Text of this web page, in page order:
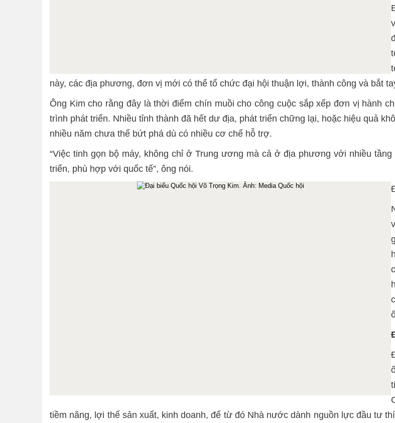
này, các địa phương, đơn vị mới có thể tổ chức đại hội thuận lợi, thành công và bắt
Ông Kim cho rằng đây là thời điểm chín muồi cho công cuộc sắp xếp đơn vị hành
trình phát triển. Nhiều tỉnh thành đã hết dư địa, phát triển chững lại, hoặc hiệu quả
nhiều năm chưa thể bứt phá dù có nhiều cơ chế hỗ trợ.
“Việc tinh gọn bộ máy, không chỉ ở Trung ương mà cả ở địa phương với nhiều
triển, phù hợp với quốc tế”, ông nói.
tiềm năng, lợi thế sản xuất, kinh doanh, để từ đó Nhà nước dành nguồn lực đầu tư